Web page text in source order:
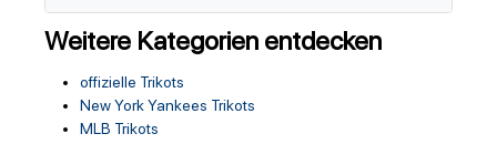
Weitere Kategorien entdecken
offizielle Trikots
New York Yankees Trikots
MLB Trikots